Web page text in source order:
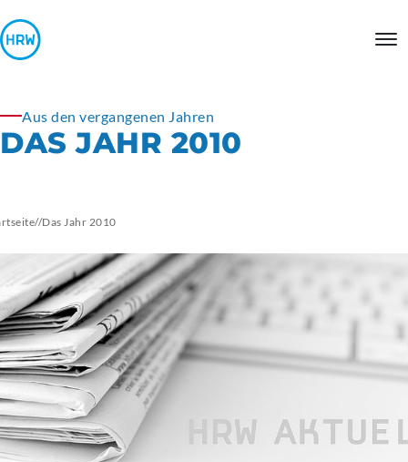
Aus den vergangenen Jahren
DAS JAHR 2010
//Das Jahr 2010